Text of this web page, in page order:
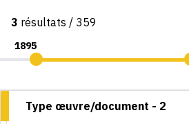
Consultation par image
3 résultats / 359
Type œuvre/document - 2